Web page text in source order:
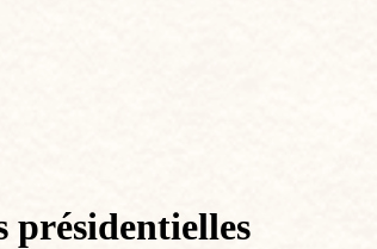
présidentielles